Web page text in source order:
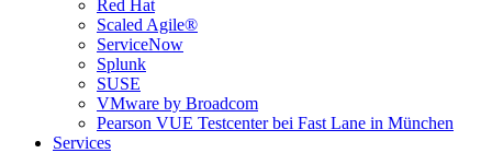
Red Hat
Scaled Agile®
ServiceNow
Splunk
SUSE
VMware by Broadcom
Pearson VUE Testcenter bei Fast Lane in München
Services